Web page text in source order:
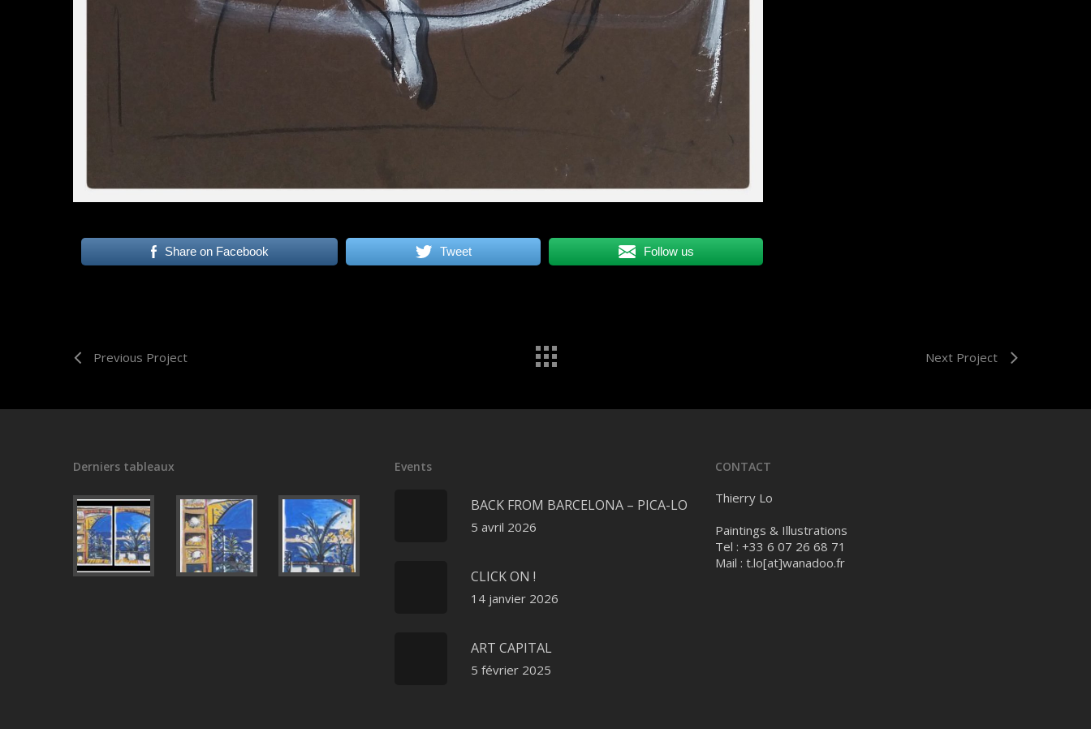
Share on Facebook Tweet Follow us
Previous Project Next Project
Derniers tableaux Events
BACK FROM BARCELONA – PICA-LO
5 avril 2026
CLICK ON !
14 janvier 2026
ART CAPITAL
5 février 2025
CONTACT
Thierry Lo
Paintings & Illustrations
Tel : +33 6 07 26 68 71
Mail :t.lo[at]wanadoo.fr